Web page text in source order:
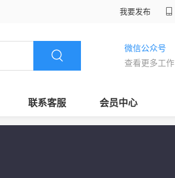
我要发布
微信公众号
查看更多工作
联系客服 会员中心